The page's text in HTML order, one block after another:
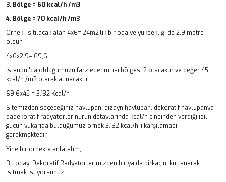
3. Bölge = 60 kcal/h /m3
4. Bölge = 70 kcal/h /m3
Örnek: Isıtılacak alan 4x6= 24m2'lik bir oda ve yüksekliği de 2,9 metre
olsun
4x6x2,9= 69,6
İstanbul'da olduğumuzu farz edelim, ısı bölgesi 2 olacaktır ve değer 45
kcal/h /m3 olarak alınacaktır.
69,6x45 = 3.132 Kcal/h
Sitemizden seçeceğiniz havlupan, dizayn havlupan, dekoratif havlupanya
dadekoratif radyatörlerinürün detaylarında kcal/h cinsinden verdiği ısıl
gücün yukarıda bulduğumuz örnek 3.132 kcal/h 'i karşılaması
gerekmektedir.
Yine bir örnekle anlatalım;
Bu odayı Dekoratif Radyatörlerimizden bir ya da birkaçını kullanarak
ısıtmak istiyorsunuz.